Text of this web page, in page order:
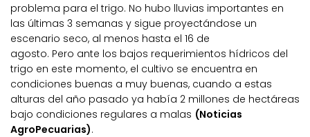
problema para el trigo. No hubo lluvias importantes en
las últimas 3 semanas y sigue proyectándose un
escenario seco, al menos hasta el 16 de
agosto. Pero ante los bajos requerimientos hídricos del
trigo en este momento, el cultivo se encuentra en
condiciones buenas a muy buenas, cuando a estas
alturas del año pasado ya había 2 millones de hectáreas
bajo condiciones regulares a malas (Noticias
AgroPecuarias).